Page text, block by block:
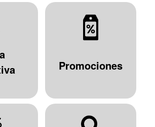
Promociones